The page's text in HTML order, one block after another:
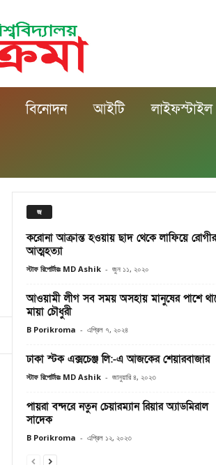
বিনোদন আইটি লাইফস্টাইল
জ
করোনা আক্রান্ত হওয়ায় ছাদ থেকে লাফিয়ে রোগীর
আত্মহত্যা
স্টাফ রিপোর্টারঃ MD Ashik - জুন ১১, ২০২০
আওয়ামী লীগ সব সময় অসহায় মানুষের পাশে
মায়া চৌধুরী
B Porikroma - এপ্রিল ৭, ২০২৪
ঢাকা স্টক এক্সচেঞ্জ লি:-এ আজকের শেয়ারবাজার
স্টাফ রিপোর্টারঃ MD Ashik - জানুয়ারি ৪, ২০২৩
পায়রা বন্দরে নতুন চেয়ারম্যান রিয়ার অ্যাডমিরাল
সাদেক
B Porikroma - এপ্রিল ১২, ২০২৩